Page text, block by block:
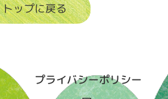
トップに戻る
プライバシーポリシー